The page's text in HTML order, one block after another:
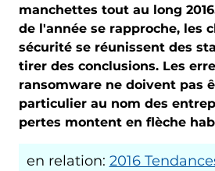
manchettes tout au long
de l'année se rapproche, les
sécurité se réunissent des
tirer des conclusions. Les
ransomware ne doivent pas
particulier au nom des
pertes montent en flèche
en relation: 2016